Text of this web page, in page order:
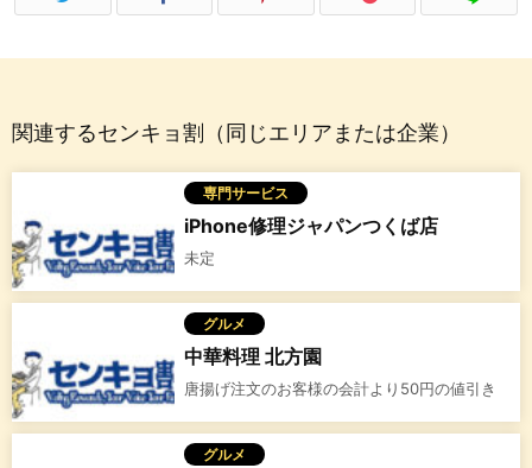
関連するセンキョ割（同じエリアまたは企業）
専門サービス
iPhone修理ジャパンつくば店
未定
グルメ
中華料理 北方園
唐揚げ注文のお客様の会計より50円の値引き
グルメ